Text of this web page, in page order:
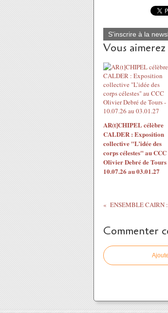
S'inscrire à la
Vous aimerez
AR(t]CHIPEL célèbre
CALDER : Exposition
collective "L’idée des
corps célestes" au CCC
Olivier Debré de Tours
10.07.26 au 03.01.27
Commenter